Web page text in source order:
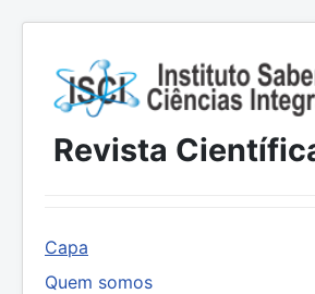
Revista
Capa
Quem somos